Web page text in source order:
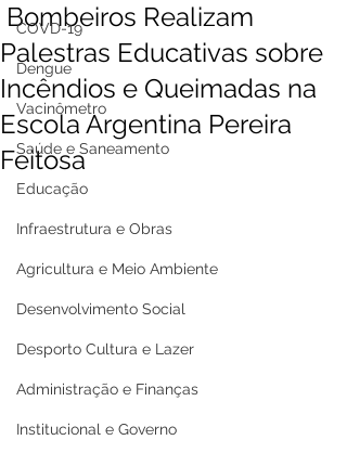
COVD-19
Dengue
Vacinômetro
Saúde e Saneamento
Educação
Infraestrutura e Obras
Agricultura e Meio Ambiente
Desenvolvimento Social
Desporto Cultura e Lazer
Administração e Finanças
Institucional e Governo
Bombeiros Realizam
Palestras Educativas sobre
Incêndios e Queimadas na
Escola Argentina Pereira
Feitosa